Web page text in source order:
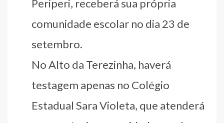
Periperi, receberá sua própria
comunidade escolar no dia 23 de
setembro.
No Alto da Terezinha, haverá
testagem apenas no Colégio
Estadual Sara Violeta, que atenderá